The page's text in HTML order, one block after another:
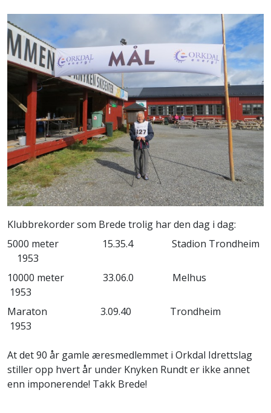
Klubbrekorder som Brede trolig har den dag i dag:
5000 meter 15.35.4 Stadion Trondheim
1953
10000 meter 33.06.0 Melhus
1953
Maraton 3.09.40 Trondheim
1953
At det 90 år gamle æresmedlemmet i Orkdal Idrettslag
stiller opp hvert år under Knyken Rundt er ikke annet
enn imponerende! Takk Brede!